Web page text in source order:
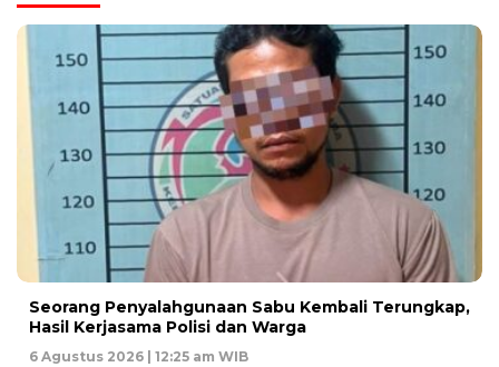
Seorang Penyalahgunaan Sabu Kembali Terungkap,
Hasil Kerjasama Polisi dan Warga
6 Agustus 2026 | 12:25 am WIB